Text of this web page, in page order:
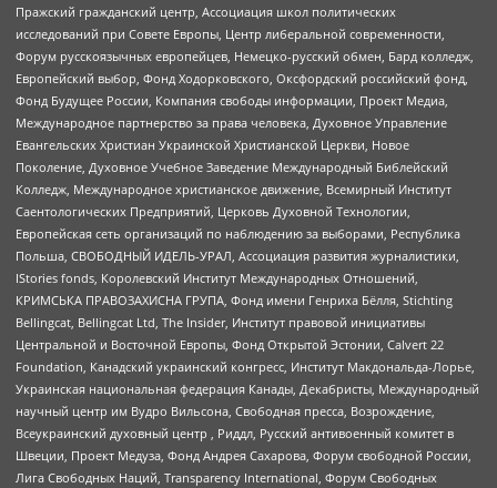
Пражский гражданский центр, Ассоциация школ политических
исследований при Совете Европы, Центр либеральной современности,
Форум русскоязычных европейцев, Немецко-русский обмен, Бард колледж,
Европейский выбор, Фонд Ходорковского, Оксфордский российский фонд,
Фонд Будущее России, Компания свободы информации, Проект Медиа,
Международное партнерство за права человека, Духовное Управление
Евангельских Христиан Украинской Христианской Церкви, Новое
Поколение, Духовное Учебное Заведение Международный Библейский
Колледж, Международное христианское движение, Всемирный Институт
Саентологических Предприятий, Церковь Духовной Технологии,
Европейская сеть организаций по наблюдению за выборами, Республика
Польша, СВОБОДНЫЙ ИДЕЛЬ-УРАЛ, Ассоциация развития журналистики,
IStories fonds, Королевский Институт Международных Отношений,
КРИМСЬКА ПРАВОЗАХИСНА ГРУПА, Фонд имени Генриха Бёлля, Stichting
Bellingcat, Bellingcat Ltd, The Insider, Институт правовой инициативы
Центральной и Восточной Европы, Фонд Открытой Эстонии, Calvert 22
Foundation, Канадский украинский конгресс, Институт Макдональда-Лорье,
Украинская национальная федерация Канады, Декабристы, Международный
научный центр им Вудро Вильсона, Свободная пресса, Возрождение,
Всеукраинский духовный центр , Риддл, Русский антивоенный комитет в
Швеции, Проект Медуза, Фонд Андрея Сахарова, Форум свободной России,
Лига Свободных Наций, Transparеncy International, Форум Свободных